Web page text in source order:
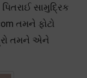
સામુદ્રિક
તમને ફોટો
તમને એને